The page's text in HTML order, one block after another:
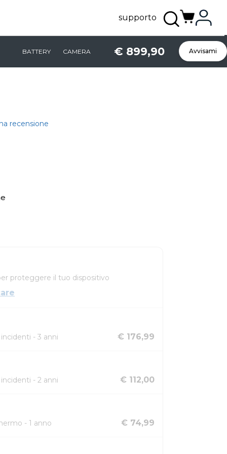
supporto
BATTERY CAMERA € 899,90 Avvisami
recensione
proteggere il tuo dispositivo
- 3 anni € 176,99
- 2 anni € 112,00
- 1 anno € 74,99